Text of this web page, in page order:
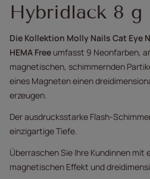
Hybridlack 8 g
Die Kollektion Molly Nails Cat Eye
HEMA Free umfasst 9 Neonfarben,
magnetischen, schimmernden
eines Magneten einen
erzeugen.
Der ausdrucksstarke Flash-
einzigartige Tiefe.
Überraschen Sie Ihre Kundinnen
magnetischen Effekt und